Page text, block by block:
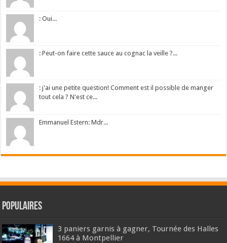
: Oui...
: Peut-on faire cette sauce au cognac la veille ?...
: j'ai une petite question! Comment est il possible de manger
tout cela ? N'est ce...
Emmanuel Estern: Mdr...
Populaires
3 paniers garnis à gagner, Tournée des Halles
1664 à Montpellier